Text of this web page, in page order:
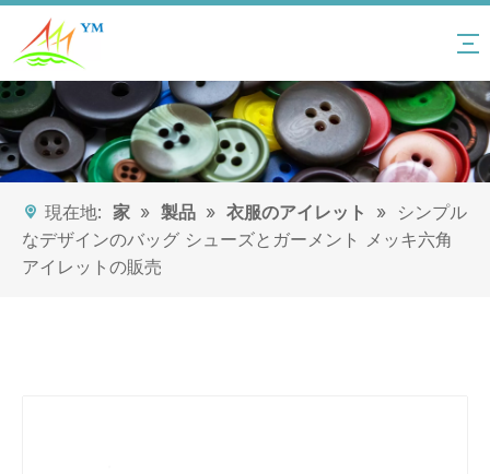
現在地: 家 » 製品 » 衣服のアイレット » シンプル
なデザインのバッグ シューズとガーメント メッキ六角
アイレットの販売